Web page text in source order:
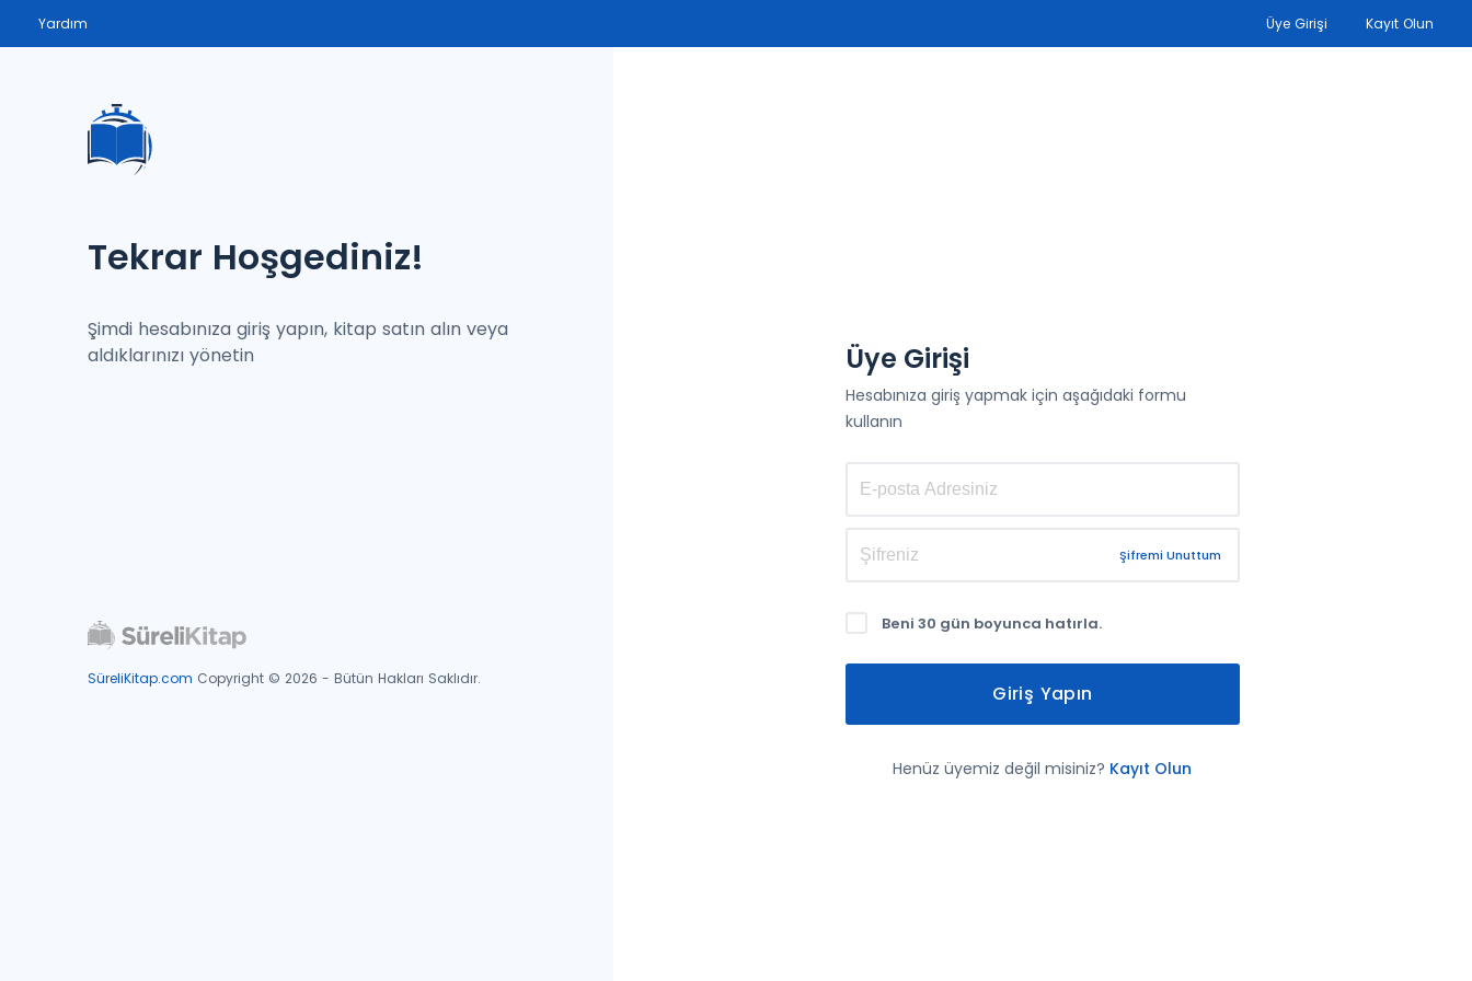
Yardım Üye Girişi Kayıt Olun
Üye Girişi
Hesabınıza giriş yapmak için aşağıdaki formu
kullanın
Şifremi Unuttum
Beni 30 gün boyunca hatırla.
Giriş Yapın
Henüz üyemiz değil misiniz? Kayıt Olun
Tekrar Hoşgediniz!
Şimdi hesabınıza giriş yapın, kitap satın alın veya
aldıklarınızı yönetin
SüreliKitap.com Copyright © 2026 - Bütün Hakları Saklıdır.